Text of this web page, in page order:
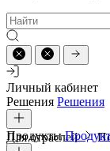
Личный кабинет
Решения Решения
Для отраслей
Продукты